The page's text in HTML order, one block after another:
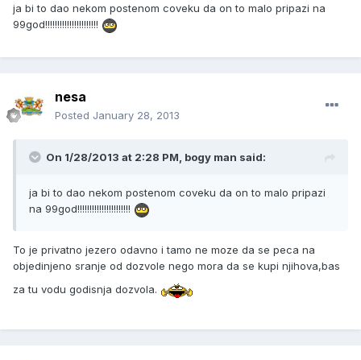
ja bi to dao nekom postenom coveku da on to malo pripazi na
99god!!!!!!!!!!!!!!!!!!!!!!
nesa
Posted January 28, 2013
On 1/28/2013 at 2:28 PM, bogy man said:
ja bi to dao nekom postenom coveku da on to malo pripazi
na 99god!!!!!!!!!!!!!!!!!!!!!!
To je privatno jezero odavno i tamo ne moze da se peca na
objedinjeno sranje od dozvole nego mora da se kupi njihova,bas
za tu vodu godisnja dozvola.